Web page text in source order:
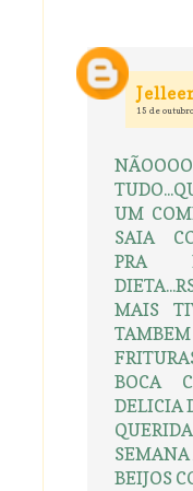
15 de
UM
SAIA
PRA
MAIS
BOCA
DELICIA
BEIJOS